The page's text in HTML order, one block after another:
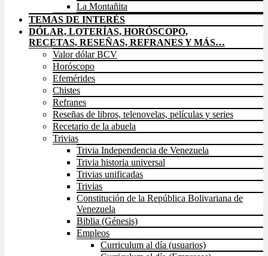
La Montañita
TEMAS DE INTERÉS
DÓLAR, LOTERÍAS, HORÓSCOPO,
RECETAS, RESEÑAS, REFRANES Y MÁS…
Valor dólar BCV
Horóscopo
Efemérides
Chistes
Refranes
Reseñas de libros, telenovelas, películas y series
Recetario de la abuela
Trivias
Trivia Independencia de Venezuela
Trivia historia universal
Trivias unificadas
Trivias
Constitución de la República Bolivariana de
Venezuela
Biblia (Génesis)
Empleos
Curriculum al día (usuarios)